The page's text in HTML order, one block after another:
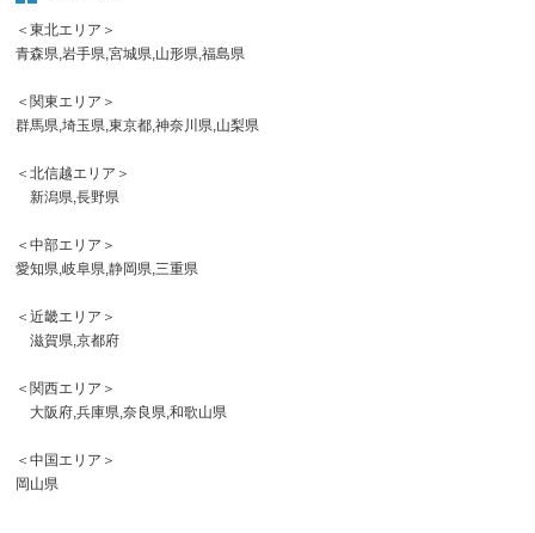
＜東北エリア＞
青森県,岩手県,宮城県,山形県,福島県
＜関東エリア＞
群馬県,埼玉県,東京都,神奈川県,山梨県
＜北信越エリア＞
新潟県,長野県
＜中部エリア＞
愛知県,岐阜県,静岡県,三重県
＜近畿エリア＞
滋賀県,京都府
＜関西エリア＞
大阪府,兵庫県,奈良県,和歌山県
＜中国エリア＞
岡山県